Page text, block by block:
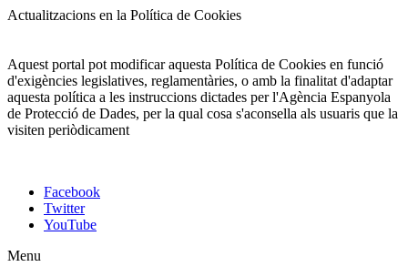
Actualitzacions en la Política de Cookies
Aquest portal pot modificar aquesta Política de Cookies en funció
d'exigències legislatives, reglamentàries, o amb la finalitat d'adaptar
aquesta política a les instruccions dictades per l'Agència Espanyola
de Protecció de Dades, per la qual cosa s'aconsella als usuaris que la
visiten periòdicament
Facebook
Twitter
YouTube
Menu